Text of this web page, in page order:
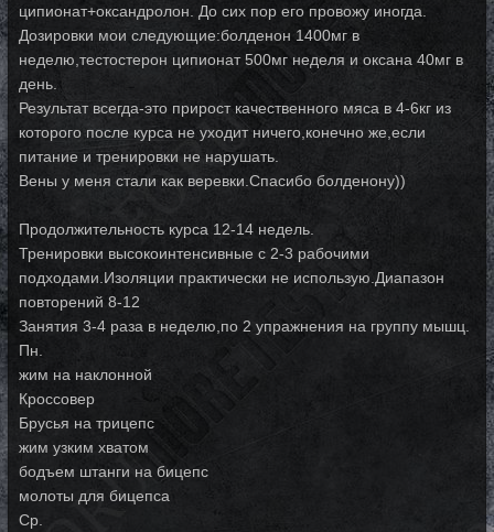
ципионат+оксандролон. До сих пор его провожу иногда.
Дозировки мои следующие:болденон 1400мг в
неделю,тестостерон ципионат 500мг неделя и оксана 40мг в
день.
Результат всегда-это прирост качественного мяса в 4-6кг из
которого после курса не уходит ничего,конечно же,если
питание и тренировки не нарушать.
Вены у меня стали как веревки.Спасибо болденону))
Продолжительность курса 12-14 недель.
Тренировки высокоинтенсивные с 2-3 рабочими
подходами.Изоляции практически не использую.Диапазон
повторений 8-12
Занятия 3-4 раза в неделю,по 2 упражнения на группу мышц.
Пн.
жим на наклонной
Кроссовер
Брусья на трицепс
жим узким хватом
бодъем штанги на бицепс
молоты для бицепса
Ср.